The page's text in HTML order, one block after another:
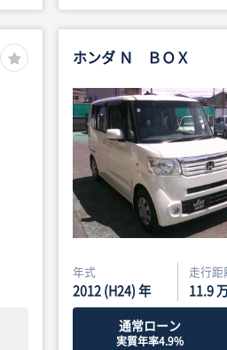
ホンダ Ｎ ＢＯＸ
年式
2012 (H24) 年
走行距
11.9
通常ローン
実質年率4.9%